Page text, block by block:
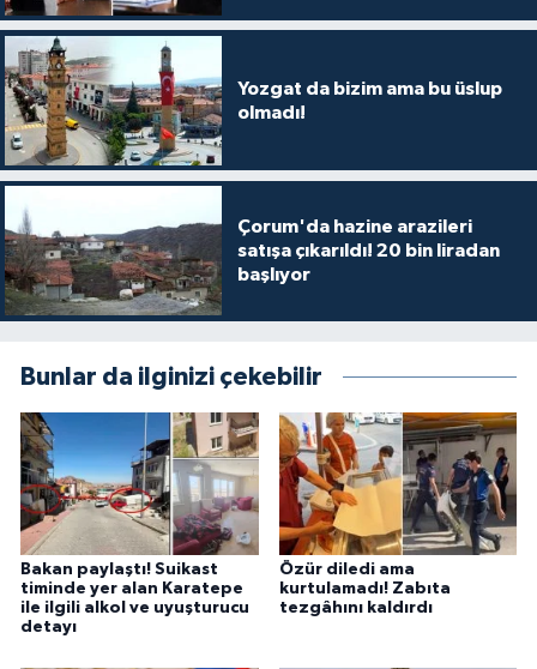
Yozgat da bizim ama bu üslup
olmadı!
Çorum'da hazine arazileri
satışa çıkarıldı! 20 bin liradan
başlıyor
Bunlar da ilginizi çekebilir
Bakan paylaştı! Suikast
timinde yer alan Karatepe
ile ilgili alkol ve uyuşturucu
detayı
Özür diledi ama
kurtulamadı! Zabıta
tezgâhını kaldırdı